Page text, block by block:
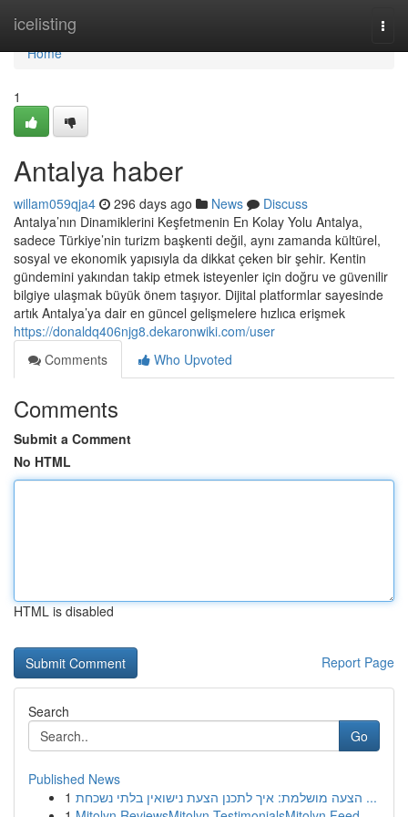
icelisting
Home
Home
1
Antalya haber
willam059qja4 296 days ago News
Discuss
Antalya’nın Dinamiklerini Keşfetmenin En Kolay Yolu Antalya,
sadece Türkiye’nin turizm başkenti değil, aynı zamanda kültürel,
sosyal ve ekonomik yapısıyla da dikkat çeken bir şehir. Kentin
gündemini yakından takip etmek isteyenler için doğru ve güvenilir
bilgiye ulaşmak büyük önem taşıyor. Dijital platformlar sayesinde
artık Antalya’ya dair en güncel gelişmelere hızlıca erişmek
https://donaldq406njg8.dekaronwiki.com/user
Comments
Who Upvoted
Comments
Submit a Comment
No HTML
HTML is disabled
Report Page
Search
Go
Published News
1
הצעה מושלמת: איך לתכנן הצעת נישואין בלתי נשכחת ...